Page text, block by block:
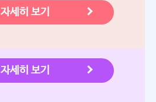
자세히 보기
자세히 보기